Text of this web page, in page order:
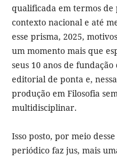
qualificada em termos
contexto nacional e até
esse prisma, 2025,
um momento mais que
seus 10 anos de
editorial de ponta e,
produção em Filosofia
multidisciplinar.
Isso posto, por meio
periódico faz jus, mais